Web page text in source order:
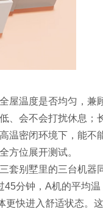
屋温度是否均匀，兼
、会不会打扰休息；
温密闭环境下，能不
方位展开测试。
套别墅里的三台机器
45分钟，A机的平均温
更快进入舒适状态。这